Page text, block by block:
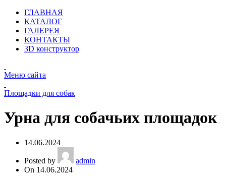
ГЛАВНАЯ
КАТАЛОГ
ГАЛЕРЕЯ
КОНТАКТЫ
3D конструктор
Меню сайта
Площадки для собак
Урна для собачьих площадок
14.06.2024
Posted by
admin
On 14.06.2024